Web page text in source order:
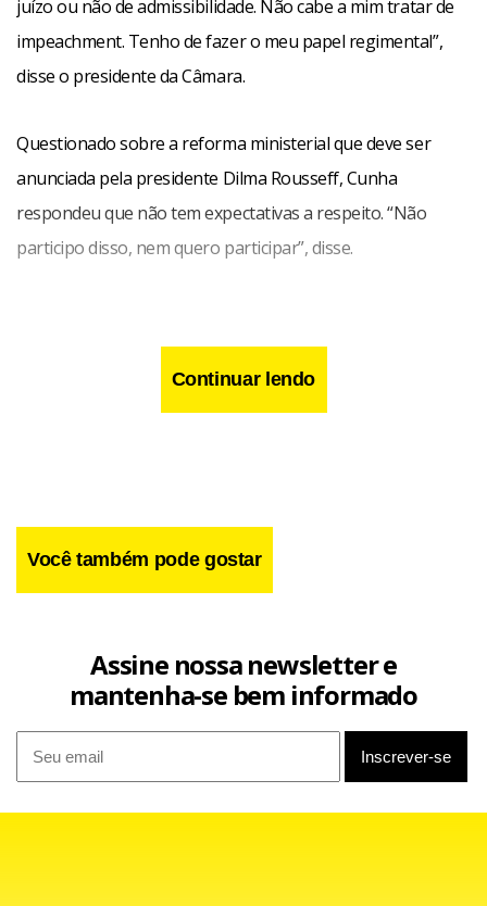
juízo ou não de admissibilidade. Não cabe a mim tratar de
impeachment. Tenho de fazer o meu papel regimental”,
disse o presidente da Câmara.
Questionado sobre a reforma ministerial que deve ser
anunciada pela presidente Dilma Rousseff, Cunha
respondeu que não tem expectativas a respeito. “Não
participo disso, nem quero participar”, disse.
O presidente da câmara participou hoje de evento de
SP. Durante seu discurso no ato, recomendou ao PMDB
Continuar lendo
Você também pode gostar
Assine nossa newsletter e
mantenha-se bem informado